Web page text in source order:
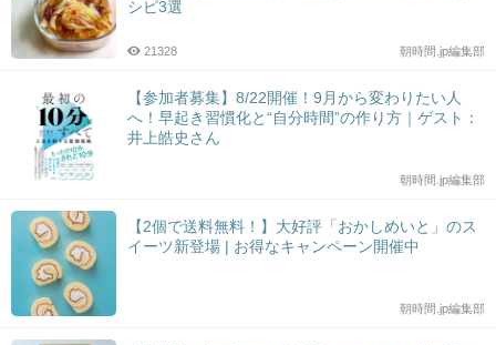
シピ3選
朝時間.jp編集部
21328
【参加者募集】8/22開催！9月から変わりたい人
へ！早起き習慣化と“自分時間”の作り方｜ゲスト：
井上皓史さん
朝時間.jp編集部
【2個で送料無料！】大好評「おかしめいと」のス
イーツ新登場 | お得なキャンペーン開催中
朝時間.jp編集部